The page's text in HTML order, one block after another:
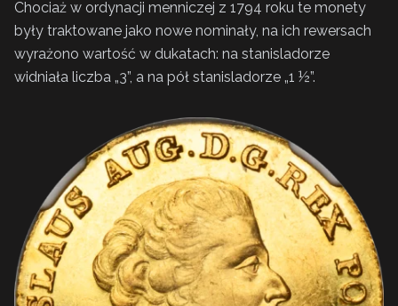
Chociaż w ordynacji menniczej z 1794 roku te monety
były traktowane jako nowe nominały, na ich rewersach
wyrażono wartość w dukatach: na stanisladorze
widniała liczba „3”, a na pół stanisladorze „1 ½”.